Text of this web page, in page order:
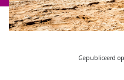
Gepubliceerd